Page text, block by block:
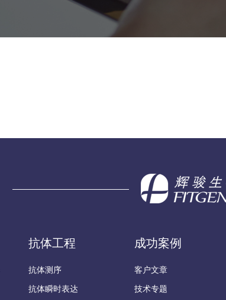
抗体工程
抗体测序
抗体瞬时表达
成功案例
客户文章
技术专题